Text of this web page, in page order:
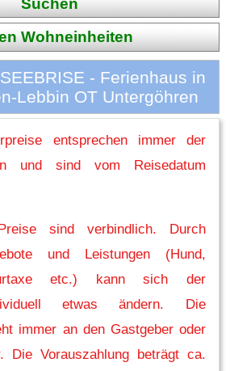
Wohneinheiten
- Ferienhaus in
Lebbin OT Untergöhren
entsprechen immer der
und sind vom Reisedatum
sind verbindlich. Durch
und Leistungen (Hund,
etc.) kann sich der
etwas ändern. Die
immer an den Gastgeber oder
Die Vorauszahlung beträgt ca.